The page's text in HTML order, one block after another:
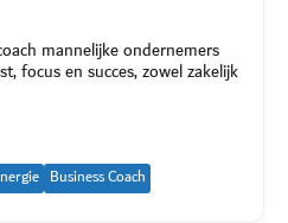
mannelijke ondernemers
focus en succes, zowel zakelijk
Business Coach